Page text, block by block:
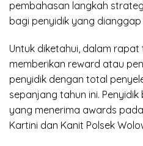
pembahasan langkah
bagi penyidik yang
Untuk diketahui, dalam rapat
memberikan reward atau
penyidik dengan total
sepanjang tahun ini.
yang menerima awards
Kartini dan Kanit Polsek